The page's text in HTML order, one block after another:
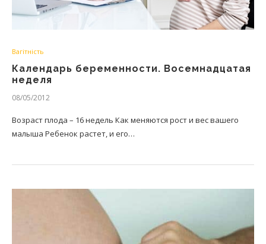
Вагітність
Календарь беременности. Восемнадцатая
неделя
08/05/2012
Возраст плода – 16 недель Как меняются рост и вес вашего
малыша Ребенок растет, и его…